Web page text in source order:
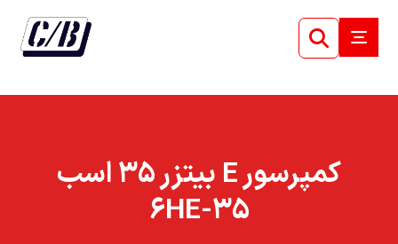
کمپرسور E بيتزر ۳۵ اسب
۳۵-۶HE